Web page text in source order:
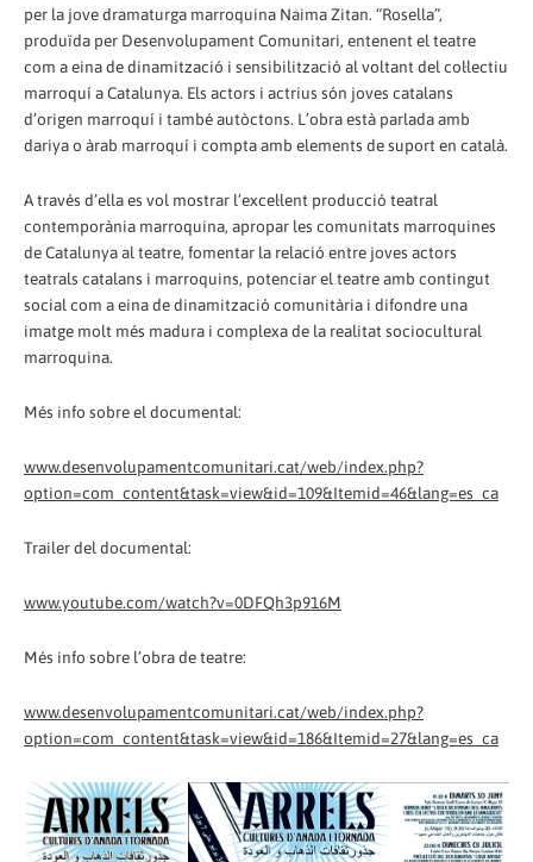
per la jove dramaturga marroquina Naima Zitan. “Rosella”,
produïda per Desenvolupament Comunitari, entenent el teatre
com a eina de dinamització i sensibilització al voltant del col·lectiu
marroquí a Catalunya. Els actors i actrius són joves catalans
d’origen marroquí i també autòctons. L’obra està parlada amb
dariya o àrab marroquí i compta amb elements de suport en català.
A través d’ella es vol mostrar l’excel·lent producció teatral
contemporània marroquina, apropar les comunitats marroquines
de Catalunya al teatre, fomentar la relació entre joves actors
teatrals catalans i marroquins, potenciar el teatre amb contingut
social com a eina de dinamització comunitària i difondre una
imatge molt més madura i complexa de la realitat sociocultural
marroquina.
Més info sobre el documental:
www.desenvolupamentcomunitari.cat/web/index.php?
option=com_content&task=view&id=109&Itemid=46&lang=es_ca
Trailer del documental:
www.youtube.com/watch?v=0DFQh3p916M
Més info sobre l’obra de teatre:
www.desenvolupamentcomunitari.cat/web/index.php?
option=com_content&task=view&id=186&Itemid=27&lang=es_ca